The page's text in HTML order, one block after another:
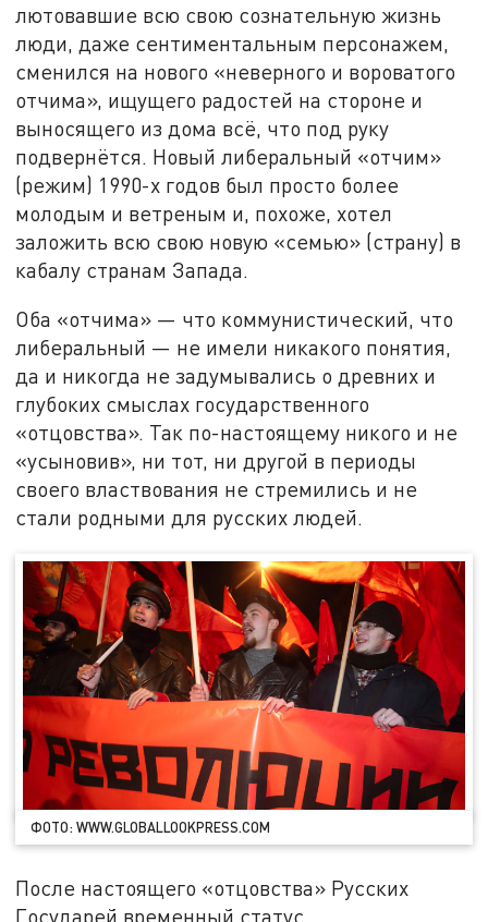
лютовавшие всю свою сознательную жизнь
люди, даже сентиментальным персонажем,
сменился на нового «неверного и вороватого
отчима», ищущего радостей на стороне и
выносящего из дома всё, что под руку
подвернётся. Новый либеральный «отчим»
(режим) 1990-х годов был просто более
молодым и ветреным и, похоже, хотел
заложить всю свою новую «семью» (страну) в
кабалу странам Запада.
Оба «отчима» — что коммунистический, что
либеральный — не имели никакого понятия,
да и никогда не задумывались о древних и
глубоких смыслах государственного
«отцовства». Так по-настоящему никого и не
«усыновив», ни тот, ни другой в периоды
своего властвования не стремились и не
стали родными для русских людей.
ФОТО: WWW.GLOBALLOOKPRESS.COM
После настоящего «отцовства» Русских
Государей временный статус